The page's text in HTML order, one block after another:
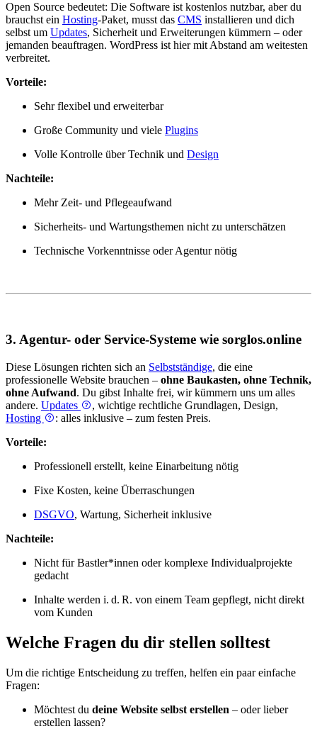
Open Source bedeutet: Die Software ist kostenlos nutzbar, aber du
brauchst ein Hosting-Paket, musst das CMS installieren und dich
selbst um Updates, Sicherheit und Erweiterungen kümmern – oder
jemanden beauftragen. WordPress ist hier mit Abstand am weitesten
verbreitet.
Vorteile:
Sehr flexibel und erweiterbar
Große Community und viele Plugins
Volle Kontrolle über Technik und Design
Nachteile:
Mehr Zeit- und Pflegeaufwand
Sicherheits- und Wartungsthemen nicht zu unterschätzen
Technische Vorkenntnisse oder Agentur nötig
3. Agentur- oder Service-Systeme wie sorglos.online
Diese Lösungen richten sich an Selbstständige, die eine
professionelle Website brauchen – ohne Baukasten, ohne Technik,
ohne Aufwand. Du gibst Inhalte frei, wir kümmern uns um alles
andere. Updates
, wichtige rechtliche Grundlagen, Design,
Hosting
: alles inklusive – zum festen Preis.
Vorteile:
Professionell erstellt, keine Einarbeitung nötig
Fixe Kosten, keine Überraschungen
DSGVO, Wartung, Sicherheit inklusive
Nachteile:
Nicht für Bastler*innen oder komplexe Individualprojekte
gedacht
Inhalte werden i. d. R. von einem Team gepflegt, nicht direkt
vom Kunden
Welche Fragen du dir stellen solltest
Um die richtige Entscheidung zu treffen, helfen ein paar einfache
Fragen:
Möchtest du deine Website selbst erstellen – oder lieber
erstellen lassen?